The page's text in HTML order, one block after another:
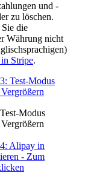
und -
zu löschen.
die
Währung nicht
Stripe.
Modus